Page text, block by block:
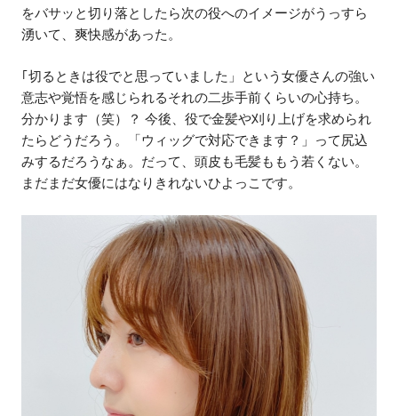
をバサッと切り落としたら次の役へのイメージがうっすら
湧いて、爽快感があった。
｢切るときは役でと思っていました」という女優さんの強い
意志や覚悟を感じられるそれの二歩手前くらいの心持ち。
分かります（笑）？ 今後、役で金髪や刈り上げを求められ
たらどうだろう。「ウィッグで対応できます？」って尻込
みするだろうなぁ。だって、頭皮も毛髪ももう若くない。
まだまだ女優にはなりきれないひよっこです。